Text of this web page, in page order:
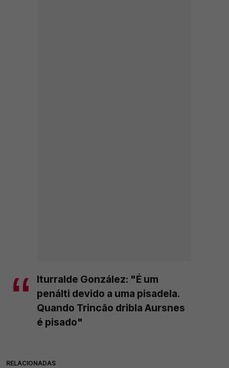
Iturralde González: "É um
penálti devido a uma pisadela.
Quando Trincão dribla Aursnes
é pisado"
RELACIONADAS